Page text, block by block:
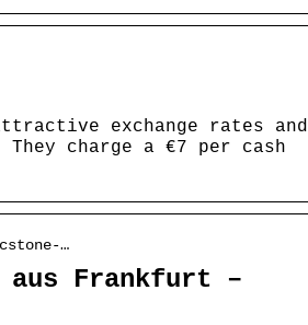
exchange rates and
charge a €7 per cash
…
aus Frankfurt –